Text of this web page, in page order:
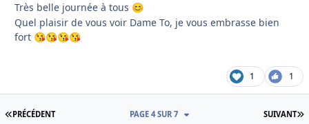
Très belle journée à tous 😊
Quel plaisir de vous voir Dame To, je vous embrasse bien
fort 😘😘😘😘
1 1
PREMIÈRE PAGE
PRÉCÉDENT SUIVANT
PAGE 4 SUR 7